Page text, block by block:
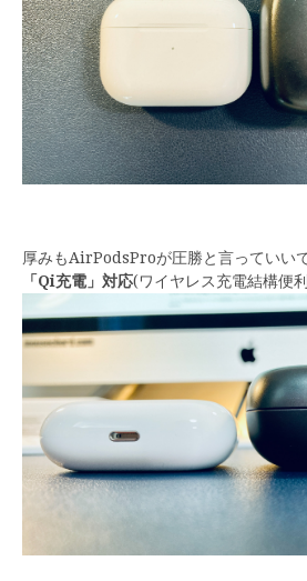
厚みもAirPodsProが圧勝と言っていい
「Qi充電」対応(ワイヤレス充電結構便